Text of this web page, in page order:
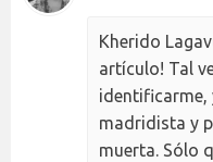
Kherido
artículo! Tal
identificarme,
madridista y
muerta. Sólo